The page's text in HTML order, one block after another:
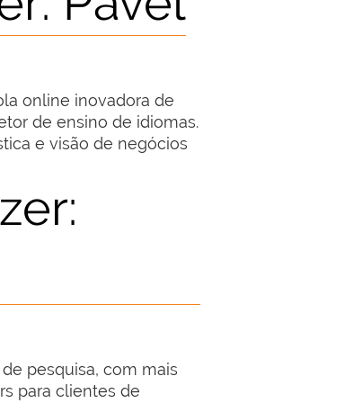
online inovadora de
de ensino de idiomas.
e visão de negócios
pesquisa, com mais
para clientes de